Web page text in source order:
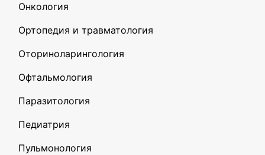
Онкология
Ортопедия и травматология
Оториноларингология
Офтальмология
Паразитология
Педиатрия
Пульмонология